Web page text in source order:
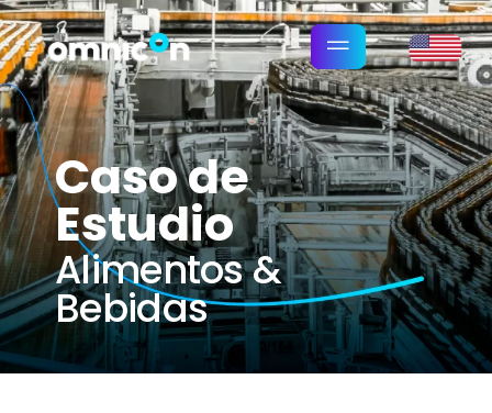
Caso de
Estudio
Alimentos &
Bebidas